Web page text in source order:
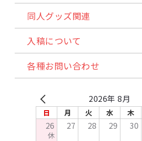
同人誌セット
小説本セット
ステッチ本・ペラ本
同人誌企画セット
同人グッズ関連
紙製品
アクリル製品
缶バッジ・アクセサリー類・その他
その他布製品
木製製品
キッチン・日用品・雑貨
入稿について
入稿スケジュール/イベント情報
発注から納品の流れ
入稿方法
お支払いについて
各種お問い合わせ
自動見積り/予約
在庫預かり/発送/処分について
イベント協賛申込み
お問い合わせ
資料請求
2026年 8月
日 月 火 水 木
26
休
27 28 29 30